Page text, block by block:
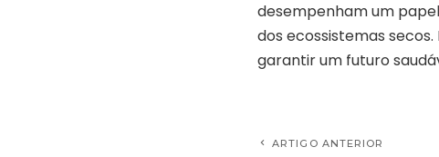
desempenham um
dos ecossistemas
garantir um futuro
ARTIGO ANTERIOR